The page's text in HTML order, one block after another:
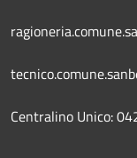
Centralino Unico: